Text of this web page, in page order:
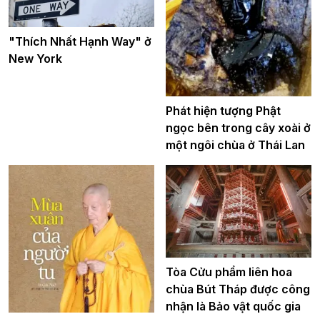
"Thích Nhất Hạnh Way" ở
New York
Phát hiện tượng Phật
ngọc bên trong cây xoài ở
một ngôi chùa ở Thái Lan
Tòa Cửu phẩm liên hoa
chùa Bút Tháp được công
nhận là Bảo vật quốc gia